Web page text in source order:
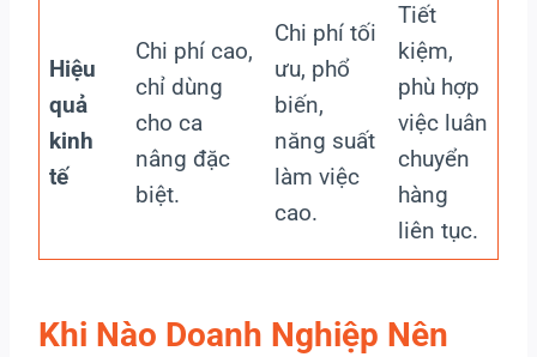
Hiệu
quả
kinh
tế
Chi phí cao,
chỉ dùng
cho ca
nâng đặc
biệt.
Chi phí tối
ưu, phổ
biến,
năng suất
làm việc
cao.
Tiết
kiệm,
phù hợp
việc luân
chuyển
hàng
liên tục.
Khi Nào Doanh Nghiệp Nên